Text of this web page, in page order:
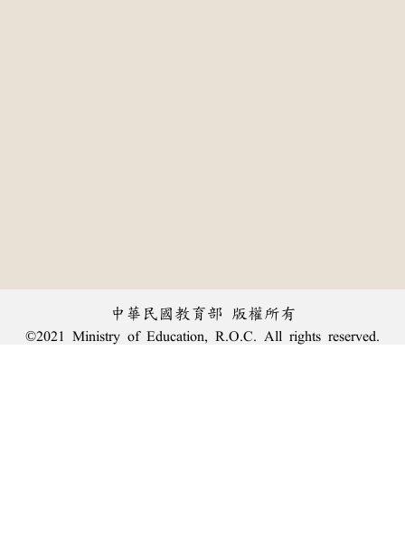
中華民國教育部 版權所有
©2021 Ministry of Education, R.O.C. All rights reserved.